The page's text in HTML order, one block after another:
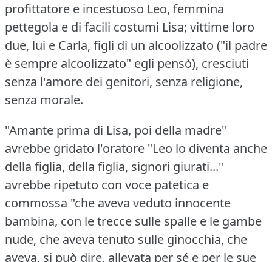
profittatore e incestuoso Leo, femmina
pettegola e di facili costumi Lisa; vittime loro
due, lui e Carla, figli di un alcoolizzato ("il padre
è sempre alcoolizzato" egli pensò), cresciuti
senza l'amore dei genitori, senza religione,
senza morale.
"Amante prima di Lisa, poi della madre"
avrebbe gridato l'oratore "Leo lo diventa anche
della figlia, della figlia, signori giurati..."
avrebbe ripetuto con voce patetica e
commossa "che aveva veduto innocente
bambina, con le trecce sulle spalle e le gambe
nude, che aveva tenuto sulle ginocchia, che
aveva, si può dire, allevata per sé e per le sue